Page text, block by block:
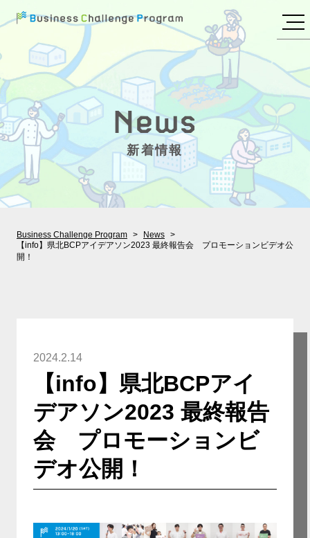
新着情報
Business Challenge Program
News
【info】県北BCPアイデアソン2023 最終報告会 プロモーションビデオ公
開！
2024.2.14
【info】県北BCPアイ
デアソン2023 最終報告
会 プロモーションビ
デオ公開！